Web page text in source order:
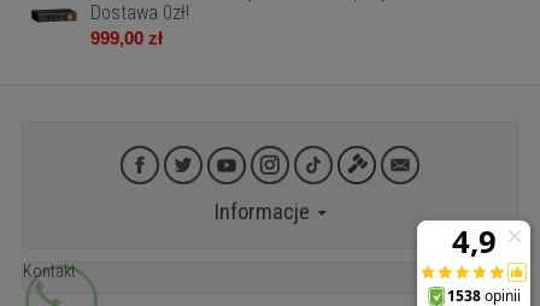
Dostawa 0zł!
999,00 zł
Informacje
Kontakt